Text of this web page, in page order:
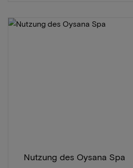
Nutzung des Oysana Spa